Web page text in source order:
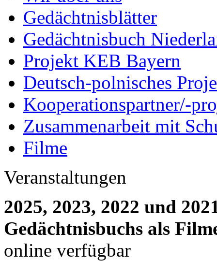
Gedächtnisblätter
Gedächtnisbuch
Projekt KEB Bayern
Deutsch-polnisches
Kooperationspartner/-
Zusammenarbeit mit
Filme
Veranstaltungen
2025, 2023, 2022 und
Gedächtnisbuchs als
online verfügbar